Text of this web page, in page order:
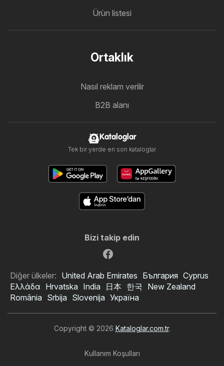
Ürün listesi
Ortaklık
Nasıl reklam verilir
B2B alanı
Kataloglar
Tek bir yerde en son kataloglar
Bizi takip edin
Diğer ülkeler: United Arab Emirates България Cyprus
Ελλάδα Hrvatska India 日本 한국 New Zealand
România Srbija Slovenija Україна
Copyright © 2026 Kataloglar.com.tr.
Kullanım Koşulları